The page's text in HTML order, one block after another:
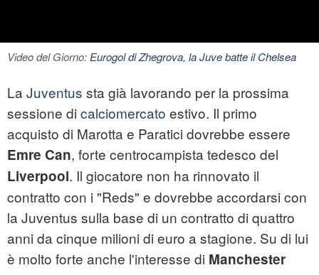
Video del Giorno:Eurogol di Zhegrova, la Juve batte il Chelsea
La Juventus sta già lavorando per la prossima
sessione di calciomercato estivo. Il primo
acquisto di Marotta e Paratici dovrebbe essere
Emre Can, forte centrocampista tedesco del
Liverpool. Il giocatore non ha rinnovato il
contratto con i "Reds" e dovrebbe accordarsi con
la Juventus sulla base di un contratto di quattro
anni da cinque milioni di euro a stagione. Su di lui
è molto forte anche l'interesse di Manchester